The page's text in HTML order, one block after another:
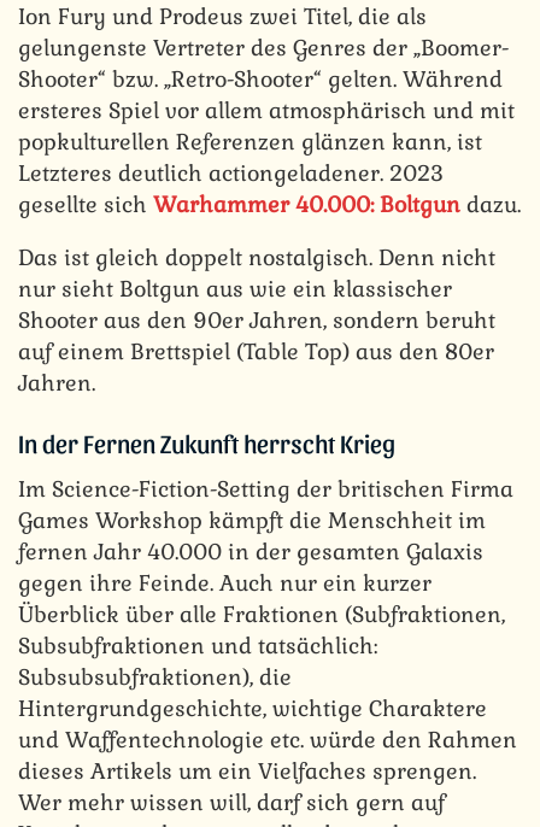
Ion Fury und Prodeus zwei Titel, die als
gelungenste Vertreter des Genres der „Boomer-
Shooter“ bzw. „Retro-Shooter“ gelten. Während
ersteres Spiel vor allem atmosphärisch und mit
popkulturellen Referenzen glänzen kann, ist
Letzteres deutlich actiongeladener. 2023
gesellte sich Warhammer 40.000: Boltgun dazu.
Das ist gleich doppelt nostalgisch. Denn nicht
nur sieht Boltgun aus wie ein klassischer
Shooter aus den 90er Jahren, sondern beruht
auf einem Brettspiel (Table Top) aus den 80er
Jahren.
In der Fernen Zukunft herrscht Krieg
Im Science-Fiction-Setting der britischen Firma
Games Workshop kämpft die Menschheit im
fernen Jahr 40.000 in der gesamten Galaxis
gegen ihre Feinde. Auch nur ein kurzer
Überblick über alle Fraktionen (Subfraktionen,
Subsubfraktionen und tatsächlich:
Subsubsubfraktionen), die
Hintergrundgeschichte, wichtige Charaktere
und Waffentechnologie etc. würde den Rahmen
dieses Artikels um ein Vielfaches sprengen.
Wer mehr wissen will, darf sich gern auf